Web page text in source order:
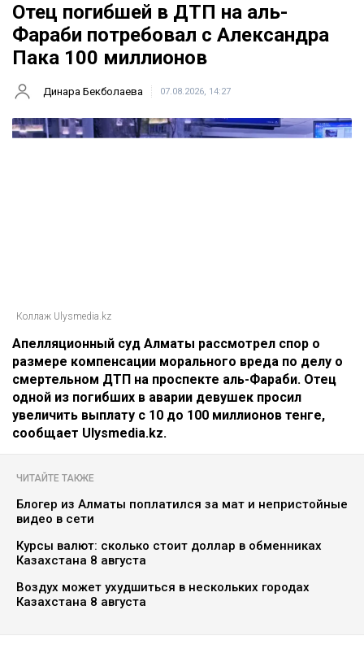
Отец погибшей в ДТП на аль-
Фараби потребовал с Александра
Пака 100 миллионов
Динара Бекболаева 07.08.2026, 14:27
Коллаж Ulysmedia.kz
Апелляционный суд Алматы рассмотрел спор о
размере компенсации морального вреда по делу о
смертельном ДТП на проспекте аль-Фараби. Отец
одной из погибших в аварии девушек просил
увеличить выплату с 10 до 100 миллионов тенге,
сообщает Ulysmedia.kz.
ЧИТАЙТЕ ТАКЖЕ
Блогер из Алматы поплатился за мат и непристойные
видео в сети
Курсы валют: сколько стоит доллар в обменниках
Казахстана 8 августа
Воздух может ухудшиться в нескольких городах
Казахстана 8 августа